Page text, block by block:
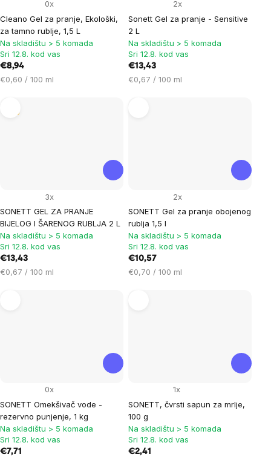
Cleano Gel za pranje, Ekološki,
za tamno rublje, 1,5 L
0x
Na skladištu > 5 komada
Sri 12.8. kod vas
€8,94
Cijena
€0,60 / 100 ml
Sonett Gel za pranje - Sensitive
2 L
2x
Na skladištu > 5 komada
Sri 12.8. kod vas
€13,43
Cijena
€0,67 / 100 ml
SONETT GEL ZA PRANJE
BIJELOG I ŠARENOG RUBLJA 2 L
3x
Na skladištu > 5 komada
Sri 12.8. kod vas
€13,43
Cijena
€0,67 / 100 ml
SONETT Gel za pranje obojenog
rublja 1,5 l
2x
Na skladištu > 5 komada
Sri 12.8. kod vas
€10,57
Cijena
€0,70 / 100 ml
SONETT Omekšivač vode -
rezervno punjenje, 1 kg
0x
Na skladištu > 5 komada
Sri 12.8. kod vas
€7,71
SONETT, čvrsti sapun za mrlje,
100 g
1x
Na skladištu > 5 komada
Sri 12.8. kod vas
€2,41